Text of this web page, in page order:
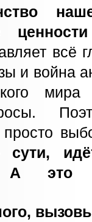
всё
и война
сути,
А это